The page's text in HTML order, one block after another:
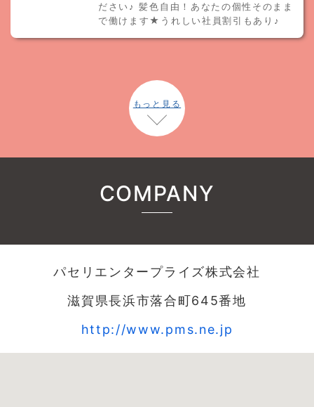
ださい♪ 髪色自由！あなたの個性そのまま
で働けます★うれしい社員割引もあり♪
もっと見る
COMPANY
パセリエンタープライズ株式会社
滋賀県長浜市落合町645番地
http://www.pms.ne.jp